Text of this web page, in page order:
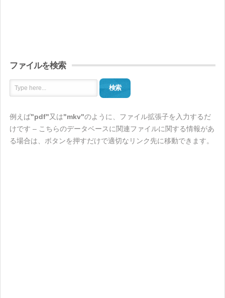
ファイルを検索
検索
例えば"pdf"又は"mkv"のように、ファイル拡張子を入力するだ
けです – こちらのデータベースに関連ファイルに関する情報があ
る場合は、ボタンを押すだけで適切なリンク先に移動できます。